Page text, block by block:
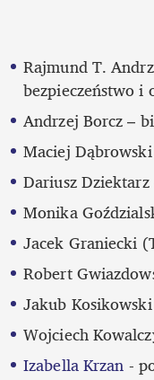
Rajmund T.
bezpieczeństwo i
Andrzej Borcz –
Maciej
Dariusz
Monika
Jacek Graniecki
Robert
Jakub
Wojciech
Izabella Krzan -